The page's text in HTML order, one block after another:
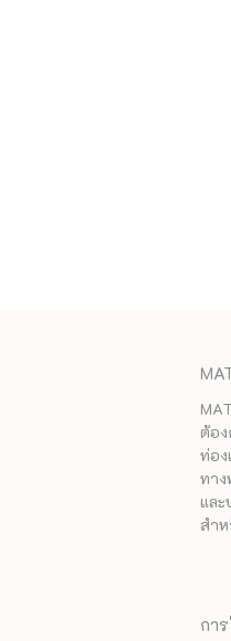
ต้อ
ท่อง
ทาง
แล
สำ
กา